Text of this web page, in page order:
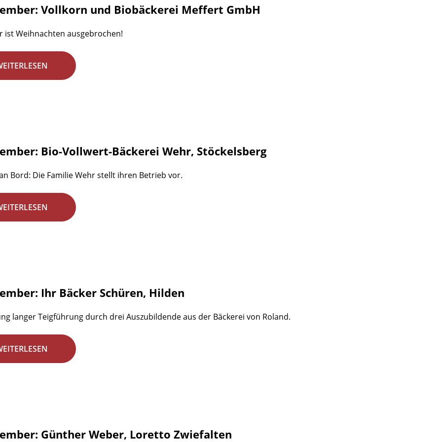
Vollkorn und Biobäckerei Meffert GmbH
ist Weihnachten ausgebrochen!
Bio-Vollwert-Bäckerei Wehr, Stöckelsberg
Bord: Die Familie Wehr stellt ihren Betrieb vor.
Ihr Bäcker Schüren, Hilden
langer Teigführung durch drei Auszubildende aus der Bäckerei von Roland.
Günther Weber, Loretto Zwiefalten